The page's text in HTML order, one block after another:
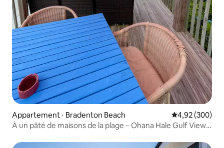
Appartement ⋅ Bradenton Beach Évaluation
4,92 (300)
À un pâté de maisons de la plage – Ohana Hale Gulf View